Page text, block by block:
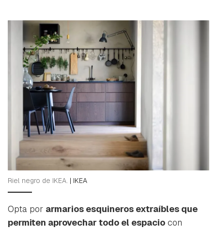
Riel negro de IKEA. | IKEA
Opta por armarios esquineros extraíbles que
permiten aprovechar todo el espacio con